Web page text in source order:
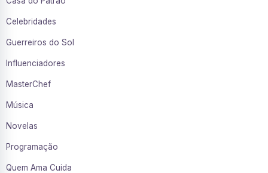
Celebridades
Guerreiros do Sol
Influenciadores
MasterChef
Música
Novelas
Programação
Quem Ama Cuida